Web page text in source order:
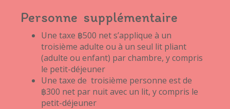
Personne supplémentaire
Une taxe ฿500 net s’applique à un
troisième adulte ou à un seul lit pliant
(adulte ou enfant) par chambre, y compris
le petit-déjeuner
Une taxe de troisième personne est de
฿300 net par nuit avec un lit, y compris le
petit-déjeuner